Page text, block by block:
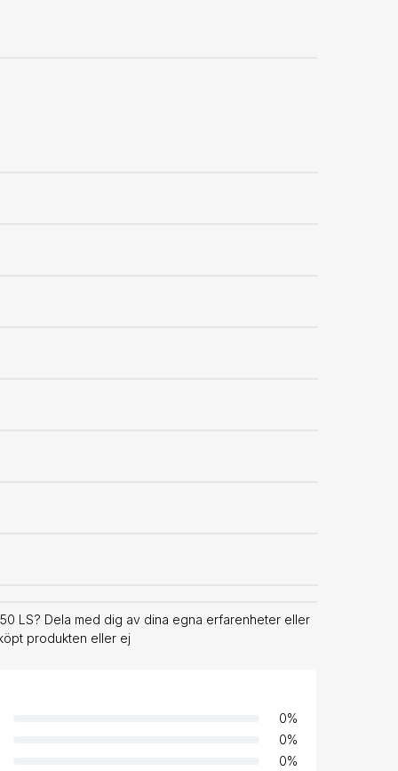
LS? Dela med dig av dina egna erfarenheter eller
produkten eller ej
0%
0%
0%